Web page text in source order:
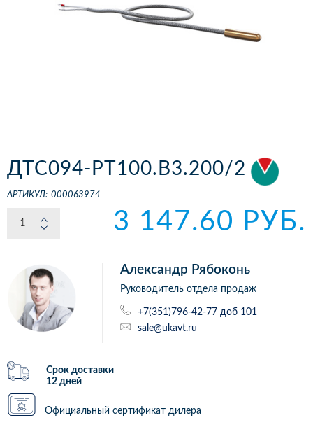
ДТС094-РТ100.В3.200/2
АРТИКУЛ: 000063974
3 147.60 РУБ.
Александр Рябоконь
Руководитель отдела продаж
+7(351)796-42-77 доб 101
sale@ukavt.ru
Срок доставки
12 дней
Официальный сертификат дилера